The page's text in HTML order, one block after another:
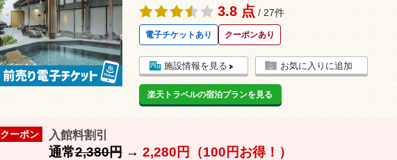
3.8 点 / 27件
電子チケットあり クーポンあり
施設情報を見る お気に入りに追加
楽天トラベルの宿泊プランを見る
クーポン 入館料割引
通常2,380円→ 2,280円（100円お得！）